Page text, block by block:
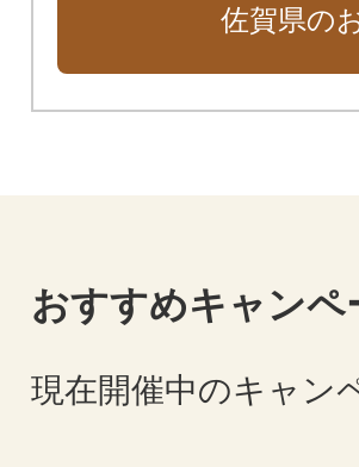
佐賀県の
おすすめキャンペ
現在開催中のキャン